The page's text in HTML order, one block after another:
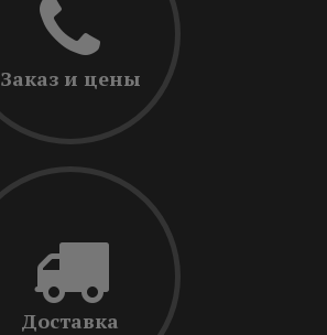
Заказ и цены
Доставка